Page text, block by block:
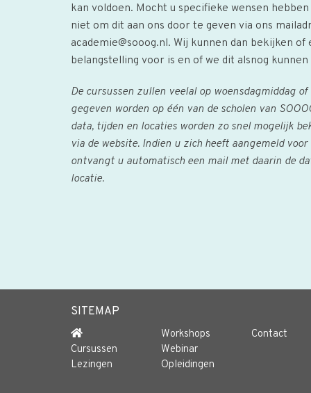
kan voldoen. Mocht u specifieke wensen
niet om dit aan ons door te geven via ons
academie@sooog.nl. Wij kunnen dan bekijken of
belangstelling voor is en of we dit alsnog
De cursussen zullen veelal op woensdagmiddag
gegeven worden op één van de scholen van
data, tijden en locaties worden zo snel mogelijk
via de website. Indien u zich heeft aangemeld
ontvangt u automatisch een mail met daarin de
locatie.
SITEMAP
Cursussen
Lezingen
Workshops
Webinar
Opleidingen
Contact